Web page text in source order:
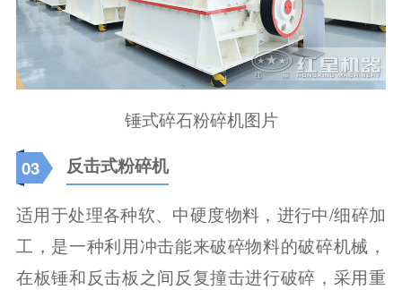
锤式碎石粉碎机图片
03 反击式粉碎机
适用于处理各种软、中硬度物料，进行中/细碎加
工，是一种利用冲击能来破碎物料的破碎机械，
在板锤和反击板之间反复撞击进行破碎，采用重